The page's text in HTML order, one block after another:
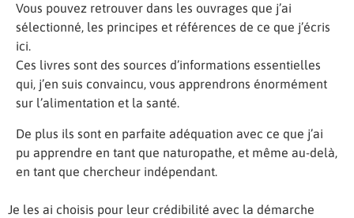
Vous pouvez retrouver dans les ouvrages que j’ai
sélectionné, les principes et références de ce que j’écris
ici.
Ces livres sont des sources d’informations essentielles
qui, j’en suis convaincu, vous apprendrons énormément
sur l’alimentation et la santé.
De plus ils sont en parfaite adéquation avec ce que j’ai
pu apprendre en tant que naturopathe, et même au-delà,
en tant que chercheur indépendant.
Je les ai choisis pour leur crédibilité avec la démarche